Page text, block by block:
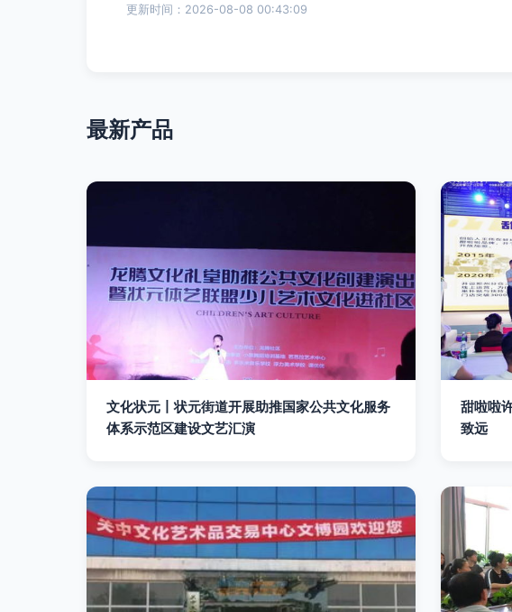
更新时间：2026-08-08 00:43:09
最新产品
文化状元丨状元街道开展助推国家公共文化服务
体系示范区建设文艺汇演
甜啦啦
致远